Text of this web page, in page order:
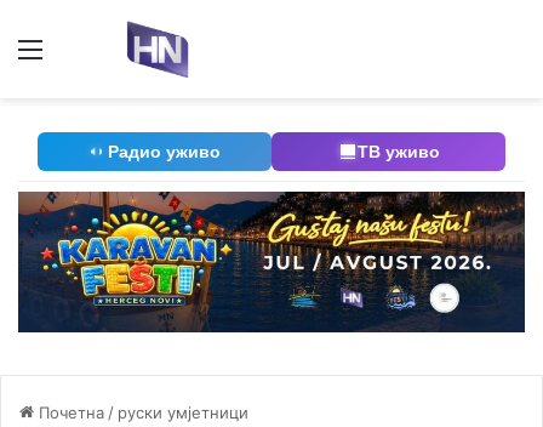
Радио уживо ТВ уживо
Почетна / руски умјетници